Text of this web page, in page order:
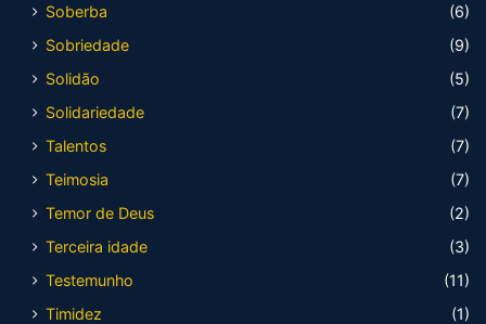
Soberba
(6)
Sobriedade
(9)
Solidão
(5)
Solidariedade
(7)
Talentos
(7)
Teimosia
(7)
Temor de Deus
(2)
Terceira idade
(3)
Testemunho
(11)
Timidez
(1)